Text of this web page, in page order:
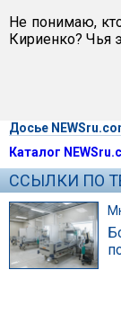
Не понимаю,
Кириенко? Чья
Досье
Каталог
ССЫЛКИ ПО